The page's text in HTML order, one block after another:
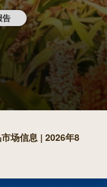
告
场信息 | 2026年8